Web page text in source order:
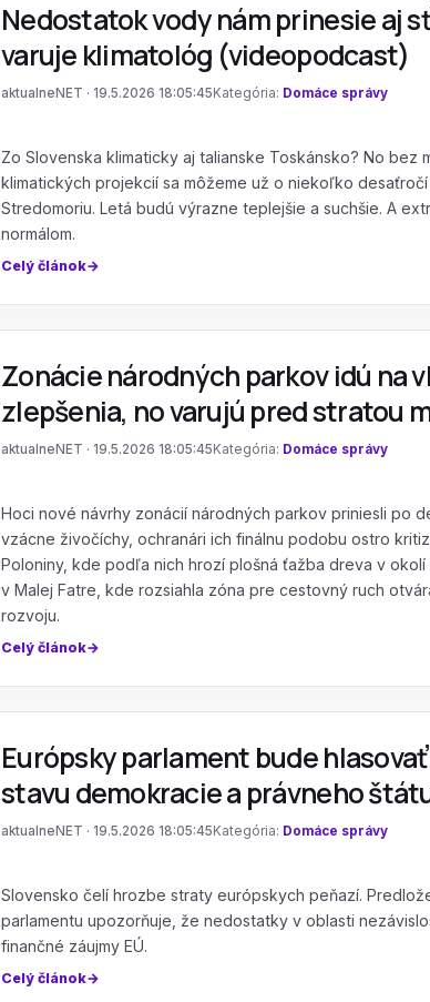
Nedostatok vody nám prinesie aj
varuje klimatológ (videopodcast)
aktualneNET · 19.5.2026 18:05:45 Kategória: Domáce správy
Zo Slovenska klimaticky aj talianske Toskánsko? No bez
klimatických projekcií sa môžeme už o niekoľko
Stredomoriu. Letá budú výrazne teplejšie a suchšie. A
normálom.
Celý článok
Zonácie národných parkov idú na
zlepšenia, no varujú pred stratou
aktualneNET · 19.5.2026 18:05:45 Kategória: Domáce správy
Hoci nové návrhy zonácií národných parkov priniesli po
vzácne živočíchy, ochranári ich finálnu podobu ostro
Poloniny, kde podľa nich hrozí plošná ťažba dreva v
v Malej Fatre, kde rozsiahla zóna pre cestovný ruch
rozvoju.
Celý článok
Európsky parlament bude
stavu demokracie a právneho
aktualneNET · 19.5.2026 18:05:45 Kategória: Domáce správy
Slovensko čelí hrozbe straty európskych peňazí.
parlamentu upozorňuje, že nedostatky v oblasti
finančné záujmy EÚ.
Celý článok